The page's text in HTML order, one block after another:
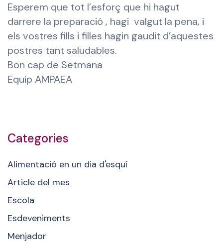
Esperem que tot l’esforç que hi hagut
darrere la preparació , hagi valgut la pena, i
els vostres fills i filles hagin gaudit d’aquestes
postres tant saludables.
Bon cap de Setmana
Equip AMPAEA
Categories
Alimentació en un dia d'esquí
Article del mes
Escola
Esdeveniments
Menjador